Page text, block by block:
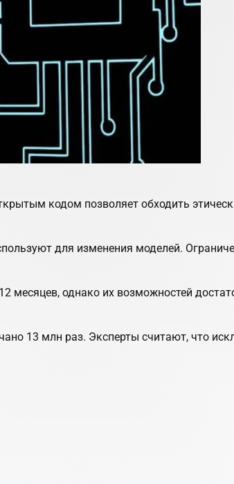
кодом позволяет обходить
для изменения моделей.
месяцев, однако их возможностей
13 млн раз. Эксперты считают, что